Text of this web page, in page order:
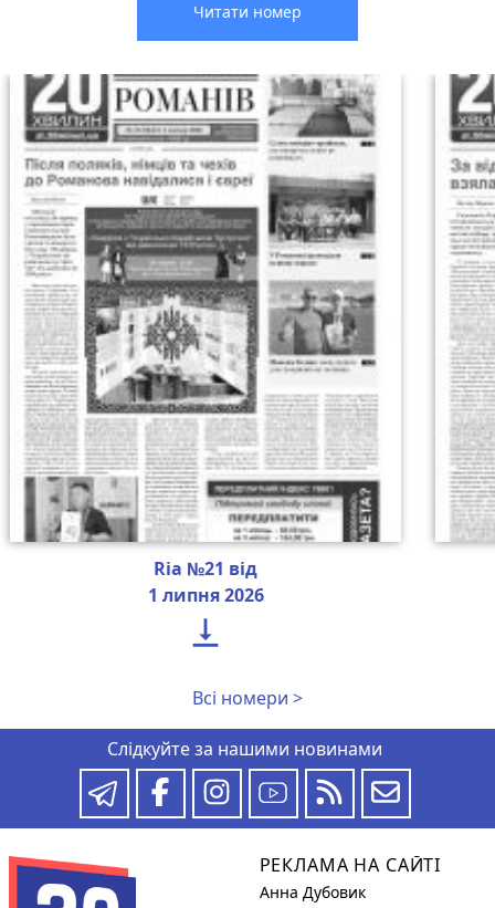
Читати номер
Ria №21 від
1 липня 2026

Всі номери >
Слідкуйте за нашими новинами
РЕКЛАМА НА САЙТІ
Анна Дубовик